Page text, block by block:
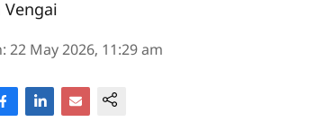
Vengai
: 22 May 2026, 11:29 am